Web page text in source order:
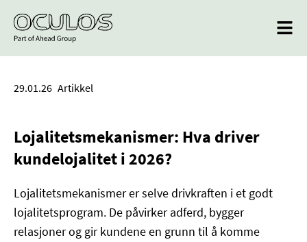
29.01.26 Artikkel
Lojalitetsmekanismer: Hva driver
kundelojalitet i 2026?
Lojalitetsmekanismer er selve drivkraften i et godt
lojalitetsprogram. De påvirker adferd, bygger
relasjoner og gir kundene en grunn til å komme